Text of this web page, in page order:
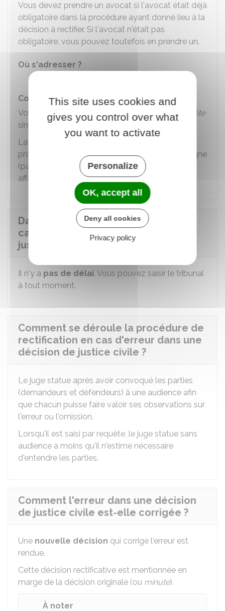
Vous devez prendre un avocat si l'avocat était déjà
obligatoire dans la procédure ayant donné lieu à la
décision à rectifier. Si l'avocat n'était pas
obligatoire, vous pouvez toutefois en prendre un.
Où s'adresser ?
Comment saisir le tribunal ?
Vous pouvez saisir le juge au moyen d'unerequête
simple ou conjointe.
La requête peut être dématérialisée quand la
procédure initiale était ouverte à la requête en ligne
(par exemple une requête devant le juge aux
affaires familiales).
Dans quel délai saisir le tribunal en
cas d'erreur dans une décision de
justice civile ?
Il n'y a pas de délai. Vous pouvez saisir le tribunal
à tout moment.
Comment se déroule la procédure de
rectification en cas d'erreur dans une
décision de justice civile ?
Le juge statue après avoir convoqué les parties
(demandeurs et défendeurs) à une audience afin
que chacun puisse faire valoir ses observations sur
l'erreur ou l'omission.
Lorsqu'il est saisi par requête, le juge statue sans
audience à moins qu'il n'estime nécessaire
d'entendre les parties.
Comment l'erreur dans une décision
de justice civile est-elle corrigée ?
Une nouvelle décision qui corrige l'erreur est
rendue.
Cette décision rectificative est mentionnée en
marge de la décision originale (ou minute).
À noter
This site uses cookies and
gives you control over what
you want to activate
Personalize
OK, accept all
Deny all cookies
Privacy policy